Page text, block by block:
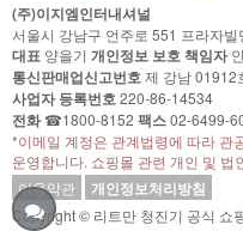
(주)이지엠인터내셔널
서울시 강남구 언주로 551 프라자빌
대표 양을기 개인정보 보호 책임자
통신판매업신고번호제 강남 01912
사업자 등록번호220-86-14534
전화☎1800-8152 팩스02-6499-
*이메일 계정은 관계법령에 따라 관
운영합니다. 쇼핑몰 관련 개인 및 법
이용약관
개인정보처리방침
Copyright © 리트만 청진기 공식 쇼